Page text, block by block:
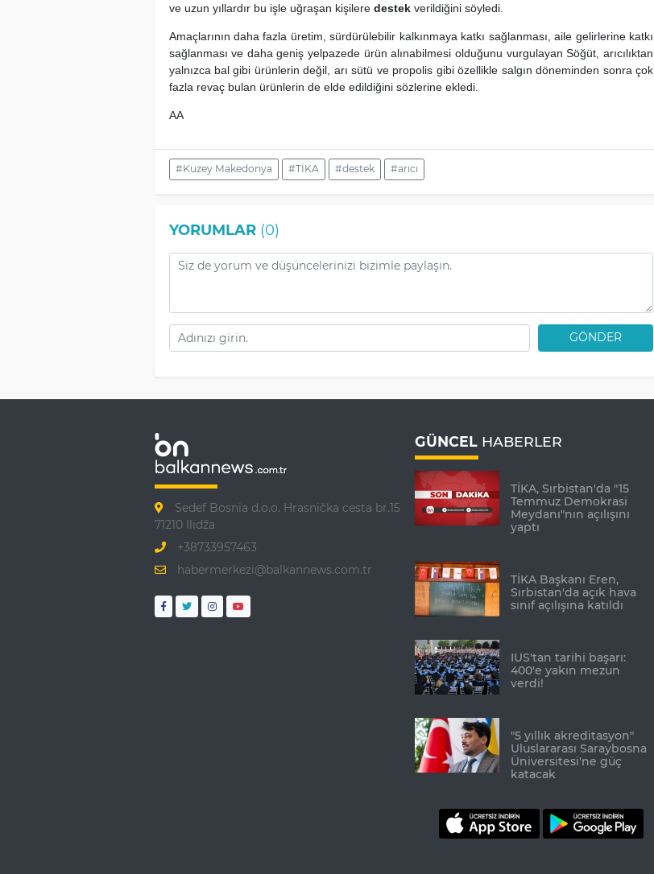
ve uzun yıllardır bu işle uğraşan kişilere destekverildiğini söyledi.
Amaçlarının daha fazla üretim, sürdürülebilir kalkınmaya katkı sağlanması, aile gelirlerine katkı
sağlanması ve daha geniş yelpazede ürün alınabilmesi olduğunu vurgulayan Söğüt, arıcılıktan
yalnızca bal gibi ürünlerin değil, arı sütü ve propolis gibi özellikle salgın döneminden sonra çok
fazla revaç bulan ürünlerin de elde edildiğini sözlerine ekledi.
AA
#Kuzey Makedonya #TİKA #destek #arıcı
YORUMLAR(0)
GÖNDER
Sedef Bosnia d.o.o. Hrasnička cesta br.15
71210 Ilidža
+38733957463
habermerkezi@balkannews.com.tr
GÜNCEL HABERLER
TİKA, Sırbistan'da "15
Temmuz Demokrasi
Meydanı"nın açılışını
yaptı
TİKA Başkanı Eren,
Sırbistan'da açık hava
sınıf açılışına katıldı
IUS'tan tarihi başarı:
400'e yakın mezun
verdi!
"5 yıllık akreditasyon"
Uluslararası Saraybosna
Üniversitesi'ne güç
katacak